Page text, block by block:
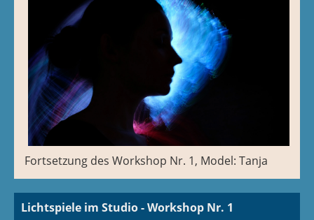
Fortsetzung des Workshop Nr. 1, Model: Tanja
Lichtspiele im Studio - Workshop Nr. 1